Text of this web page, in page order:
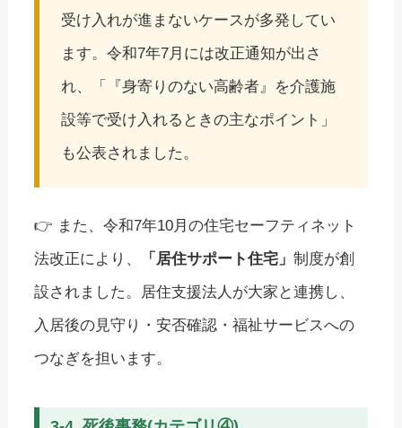
受け入れが進まないケースが多発してい
ます。令和7年7月には改正通知が出さ
れ、「『身寄りのない高齢者』を介護施
設等で受け入れるときの主なポイント」
も公表されました。
👉 また、令和7年10月の住宅セーフティネット
法改正により、
「居住サポート住宅」制度が創
設されました。居住支援法人が大家と連携し、
入居後の見守り・安否確認・福祉サービスへの
つなぎを担います。